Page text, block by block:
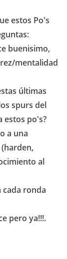
estos Po's
buenisimo,
mentalidad
últimas
spurs del
estos po's?
a una
al
cada ronda
pero ya!!!.